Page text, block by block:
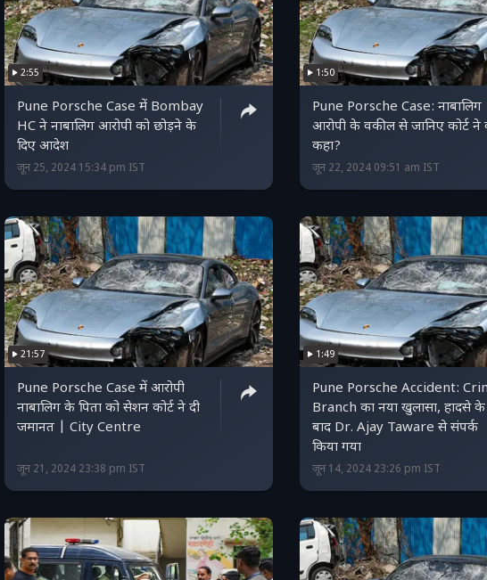
2:55
Pune Porsche Case में Bombay
HC ने नाबालिग आरोपी को छोड़ने के
दिए आदेश
जून 25, 2024 15:34 pm IST
1:50
Pune Porsche Case: नाबालिग
आरोपी के वकील से जानिए कोर्ट ने
कहा?
जून 22, 2024 09:51 am IST
21:57
Pune Porsche Case में आरोपी
नाबालिग के पिता को सेशन कोर्ट ने दी
जमानत | City Centre
जून 21, 2024 23:38 pm IST
1:49
Pune Porsche Accident:
Branch का नया खुलासा, हादसे के
बाद Dr. Ajay Taware से संपर्क
किया गया
जून 14, 2024 23:26 pm IST